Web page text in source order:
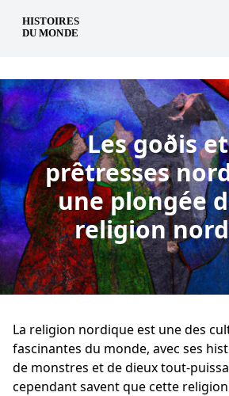
Les goðis
prêtresses
une plongée
religion
La religion nordique est une des
fascinantes du monde, avec ses
de monstres et de dieux tout-
cependant savent que cette